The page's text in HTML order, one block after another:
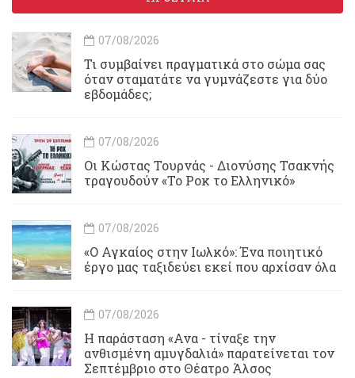
07/08/2026
Τι συμβαίνει πραγματικά στο σώμα σας
όταν σταματάτε να γυμνάζεστε για δύο
εβδομάδες;
07/08/2026
Οι Κώστας Τουρνάς - Διονύσης Τσακνής
τραγουδούν «Το Ροκ το Ελληνικό»
07/08/2026
«Ο Αγκαίος στην Ιωλκό»: Ένα ποιητικό
έργο μας ταξιδεύει εκεί που αρχίσαν όλα
07/08/2026
Η παράσταση «Ανα - τίναξε την
ανθισμένη αμυγδαλιά» παρατείνεται τον
Σεπτέμβριο στο Θέατρο Άλσος